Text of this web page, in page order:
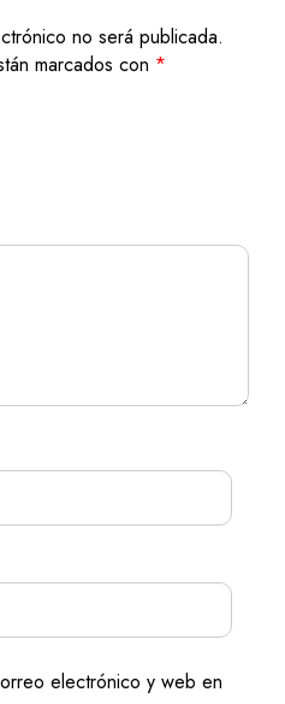
no será publicada.
marcados con *
electrónico y web en